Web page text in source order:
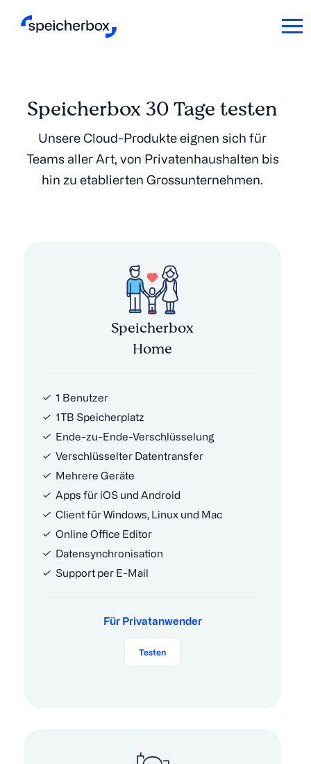
Speicherbox 30 Tage testen
Unsere Cloud-Produkte eignen sich für
Teams aller Art, von Privatenhaushalten bis
hin zu etablierten Grossunternehmen.
Speicherbox
Home
1 Benutzer
1TB Speicherplatz
Ende-zu-Ende-Verschlüsselung
Verschlüsselter Datentransfer
Mehrere Geräte
Apps für iOS und Android
Client für Windows, Linux und Mac
Online Office Editor
Datensynchronisation
Support per E-Mail
Für Privatanwender
Testen